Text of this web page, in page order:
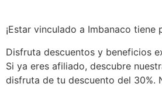
¡Estar vinculado a Imbanaco tiene
Disfruta descuentos y beneficios
Si ya eres afiliado, descubre
disfruta de tu descuento del 30%.